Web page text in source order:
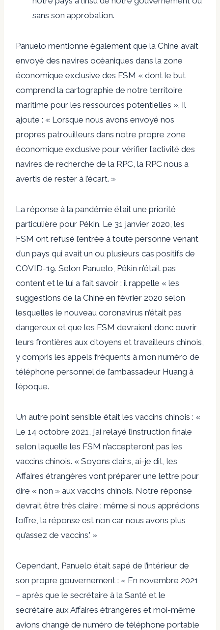
sans son approbation.
Panuelo mentionne également que la Chine avait
envoyé des navires océaniques dans la zone
économique exclusive des FSM « dont le but
comprend la cartographie de notre territoire
maritime pour les ressources potentielles ». Il
ajoute : « Lorsque nous avons envoyé nos
propres patrouilleurs dans notre propre zone
économique exclusive pour vérifier l’activité des
navires de recherche de la RPC, la RPC nous a
avertis de rester à l’écart. »
La réponse à la pandémie était une priorité
particulière pour Pékin. Le 31 janvier 2020, les
FSM ont refusé l’entrée à toute personne venant
d’un pays qui avait un ou plusieurs cas positifs de
COVID-19. Selon Panuelo, Pékin n’était pas
content et le lui a fait savoir : il rappelle « les
suggestions de la Chine en février 2020 selon
lesquelles le nouveau coronavirus n’était pas
dangereux et que les FSM devraient donc ouvrir
leurs frontières aux citoyens et travailleurs chinois,
y compris les appels fréquents à mon numéro de
téléphone personnel de l’ambassadeur Huang à
l’époque.
Un autre point sensible était les vaccins chinois : «
Le 14 octobre 2021, j’ai relayé l’instruction finale
selon laquelle les FSM n’accepteront pas les
vaccins chinois. « Soyons clairs, ai-je dit, les
Affaires étrangères vont préparer une lettre pour
dire « non » aux vaccins chinois. Notre réponse
devrait être très claire : même si nous apprécions
l’offre, la réponse est non car nous avons plus
qu’assez de vaccins.’ »
Cependant, Panuelo était sapé de l’intérieur de
son propre gouvernement : « En novembre 2021
– après que le secrétaire à la Santé et le
secrétaire aux Affaires étrangères et moi-même
avions changé de numéro de téléphone portable